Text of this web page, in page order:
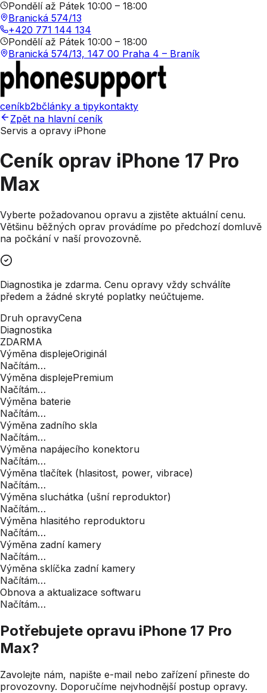
Pondělí až Pátek 10:00 – 18:00
Branická 574/13
+420 771 144 134
Pondělí až Pátek 10:00 – 18:00
Branická 574/13, 147 00 Praha 4 – Braník
ceníkb2bčlánky a tipykontakty
Zpět na hlavní ceník
Servis a opravy iPhone
Ceník oprav iPhone 17 Pro
Max
Vyberte požadovanou opravu a zjistěte aktuální cenu.
Většinu běžných oprav provádíme po předchozí domluvě
na počkání v naší provozovně.
Diagnostika je zdarma. Cenu opravy vždy schválíte
předem a žádné skryté poplatky neúčtujeme.
Druh opravyCena
Diagnostika
ZDARMA
Výměna displejeOriginál
Načítám…
Výměna displejePremium
Načítám…
Výměna baterie
Načítám…
Výměna zadního skla
Načítám…
Výměna napájecího konektoru
Načítám…
Výměna tlačítek (hlasitost, power, vibrace)
Načítám…
Výměna sluchátka (ušní reproduktor)
Načítám…
Výměna hlasitého reproduktoru
Načítám…
Výměna zadní kamery
Načítám…
Výměna sklíčka zadní kamery
Načítám…
Obnova a aktualizace softwaru
Načítám…
Potřebujete opravu iPhone 17 Pro
Max?
Zavolejte nám, napište e-mail nebo zařízení přineste do
provozovny. Doporučíme nejvhodnější postup opravy.